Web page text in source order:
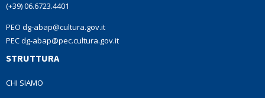
(+39) 06.6723.4401
PEO dg-abap@cultura.gov.it
PEC dg-abap@pec.cultura.gov.it
STRUTTURA
CHI SIAMO